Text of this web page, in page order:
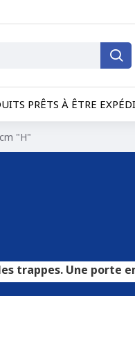
PRÊTS À ÊTRE
"H"
Une porte en